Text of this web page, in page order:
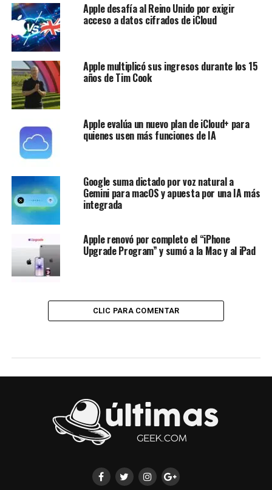
Apple desafía al Reino Unido por exigir
acceso a datos cifrados de iCloud
Apple multiplicó sus ingresos durante los 15
años de Tim Cook
Apple evalúa un nuevo plan de iCloud+ para
quienes usen más funciones de IA
Google suma dictado por voz natural a
Gemini para macOS y apuesta por una IA más
integrada
Apple renovó por completo el “iPhone
Upgrade Program” y sumó a la Mac y al iPad
CLIC PARA COMENTAR